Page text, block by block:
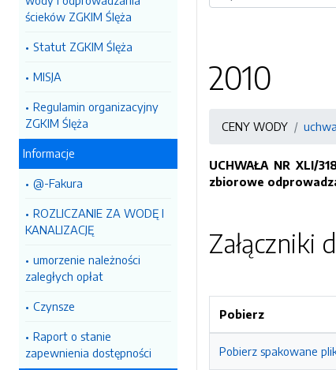
ścieków ZGKIM Ślęża
Statut ZGKIM Ślęża
MISJA
Regulamin organizacyjny
ZGKIM Ślęża
Informacje
@-Fakura
ROZLICZANIE ZA WODĘ I
KANALIZACJĘ
umorzenie należności
zaległych opłat
Czynsze
Raport o stanie
zapewnienia dostępności
2010
CENY WODY
UCHWAŁA NR XLI/
zbiorowe
Załączniki
Pobierz
Pobierz spakowane